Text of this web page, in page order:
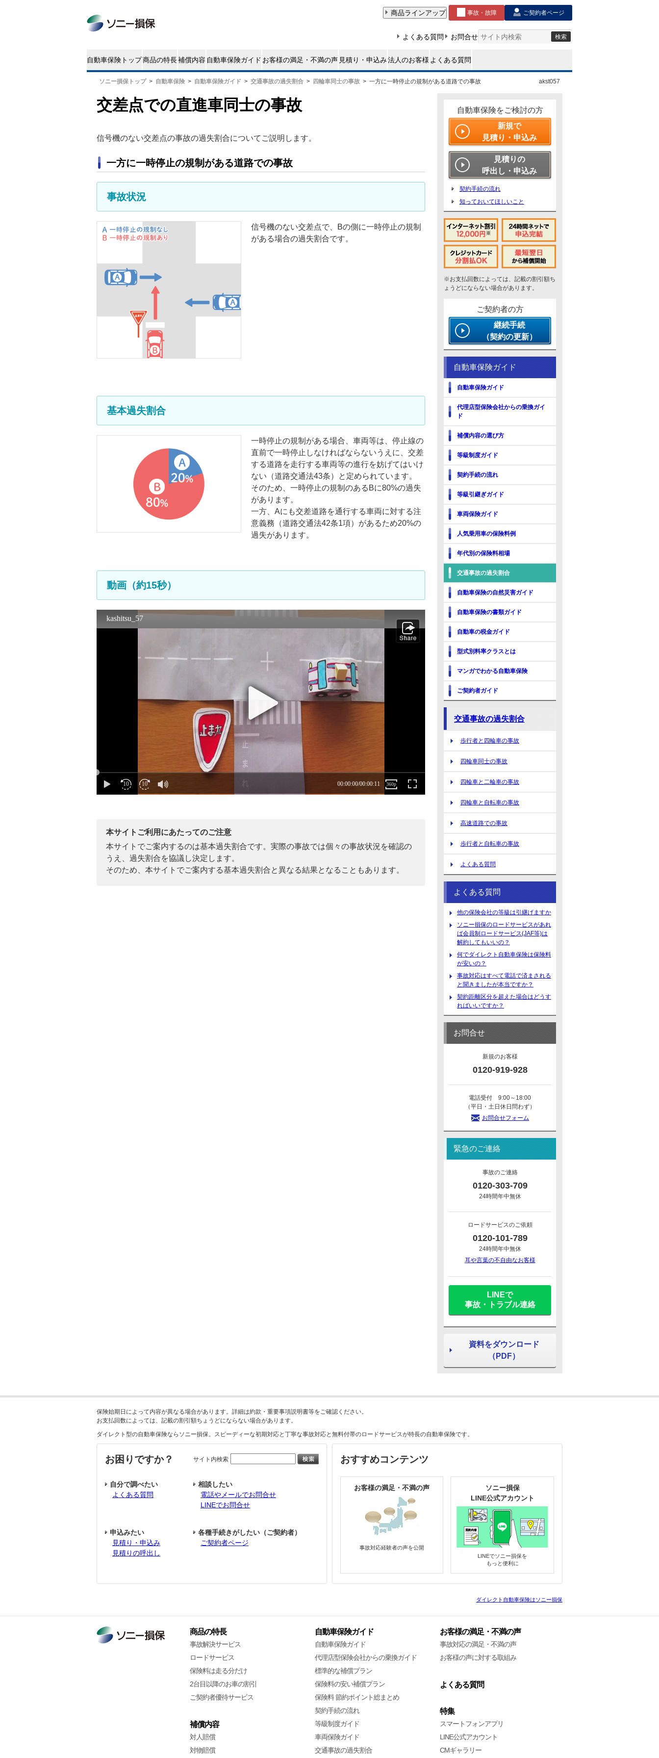
akst057
ソニー損保トップ 自動車保険 自動車保険ガイド 交通事故の過失割合 四輪車同士の事故 一方に一時停止の規制がある道路での事故
交差点での直進車同士の事故
信号機のない交差点の事故の過失割合についてご説明します。
一方に一時停止の規制がある道路での事故
事故状況
信号機のない交差点で、Bの側に一時停止の規制
がある場合の過失割合です。
基本過失割合
一時停止の規制がある場合、車両等は、停止線の
直前で一時停止しなければならないうえに、交差
する道路を走行する車両等の進行を妨げてはいけ
ない（道路交通法43条）と定められています。
そのため、一時停止の規制のあるBに80%の過失
があります。
一方、Aにも交差道路を通行する車両に対する注
意義務（道路交通法42条1項）があるため20%の
過失があります。
動画（約15秒）
本サイトご利用にあたってのご注意
本サイトでご案内するのは基本過失割合です。実際の事故では個々の事故状況を確認の
うえ、過失割合を協議し決定します。
そのため、本サイトでご案内する基本過失割合と異なる結果となることもあります。
自動車保険をご検討の方
新規で
見積り・申込み
見積りの
呼出し・申込み
契約手続の流れ
知っておいてほしいこと
※お支払回数によっては、記載の割引額ち
ょうどにならない場合があります。
ご契約者の方
継続手続
（契約の更新）
自動車保険ガイド
自動車保険ガイド
代理店型保険会社からの乗換ガイ
ド
補償内容の選び方
等級制度ガイド
契約手続の流れ
等級引継ぎガイド
車両保険ガイド
人気乗用車の保険料例
年代別の保険料相場
交通事故の過失割合
自動車保険の自然災害ガイド
自動車保険の書類ガイド
自動車の税金ガイド
型式別料率クラスとは
マンガでわかる自動車保険
ご契約者ガイド
交通事故の過失割合
歩行者と四輪車の事故
四輪車同士の事故
四輪車と二輪車の事故
四輪車と自転車の事故
高速道路での事故
歩行者と自転車の事故
よくある質問
よくある質問
他の保険会社の等級は引継げますか
ソニー損保のロードサービスがあれ
ば会員制ロードサービス(JAF等)は
解約してもいいの？
何でダイレクト自動車保険は保険料
が安いの？
事故対応はすべて電話で済まされる
と聞きましたが本当ですか？
契約距離区分を超えた場合はどうす
ればいいですか？
お問合せ
新規のお客様
0120-919-928
電話受付 9:00～18:00
（平日・土日休日問わず）
お問合せフォーム
緊急のご連絡
事故のご連絡
0120-303-709
24時間年中無休
ロードサービスのご依頼
0120-101-789
24時間年中無休
耳や言葉の不自由なお客様
LINEで
事故・トラブル連絡
資料をダウンロード
（PDF）
保険始期日によって内容が異なる場合があります。詳細は約款・重要事項説明書等をご確認ください。
お支払回数によっては、記載の割引額ちょうどにならない場合があります。
ダイレクト型の自動車保険ならソニー損保。スピーディーな初期対応と丁寧な事故対応と無料付帯のロードサービスが特長の自動車保険です。
お困りですか？ サイト内検索
自分で調べたい
よくある質問
相談したい
電話やメールでお問合せ
LINEでお問合せ
申込みたい
見積り・申込み
見積りの呼出し
各種手続きがしたい（ご契約者）
ご契約者ページ
おすすめコンテンツ
お客様の満足・不満の声
事故対応経験者の声を公開
ソニー損保
LINE公式アカウント
LINEでソニー損保を
もっと便利に
ダイレクト自動車保険はソニー損保
商品の特長
事故解決サービス
ロードサービス
保険料は走る分だけ
2台目以降のお車の割引
ご契約者優待サービス
補償内容
対人賠償
対物賠償
自動車保険ガイド
自動車保険ガイド
代理店型保険会社からの乗換ガイド
標準的な補償プラン
保険料の安い補償プラン
保険料 節約ポイント総まとめ
契約手続の流れ
等級制度ガイド
車両保険ガイド
交通事故の過失割合
お客様の満足・不満の声
事故対応の満足・不満の声
お客様の声に対する取組み
よくある質問
特集
スマートフォンアプリ
LINE公式アカウント
CMギャラリー